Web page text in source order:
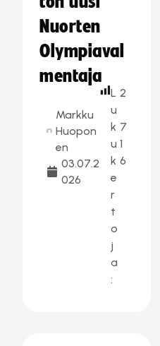
Nuorten
Olympiaval
mentaja
Markku
Huopon
en
03.07.2
026
L
u
k
u
k
e
r
t
o
j
a
:
2
7
1
6